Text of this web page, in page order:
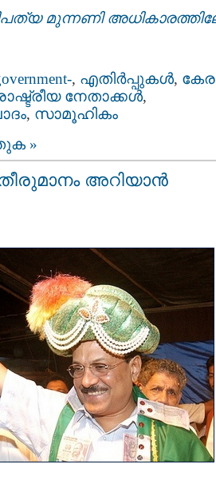
മുന്നണി
, എതിര്‍പ്പുകള്‍,
നേതാക്കള്‍,
, സാമൂഹികം
»
അറിയാൻ